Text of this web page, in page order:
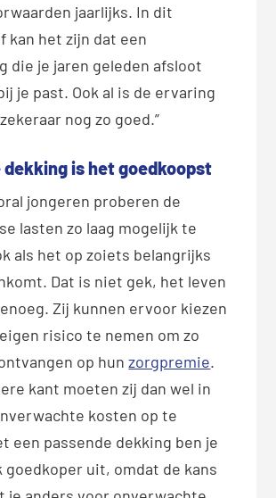
jaarlijks. In dit
kan het zijn dat een
die je jaren geleden afsloot
je past. Ook al is de ervaring
nog zo goed.”
dekking is het goedkoopst
jongeren proberen de
lasten zo laag mogelijk te
als het op zoiets belangrijks
Dat is niet gek, het leven
Zij kunnen ervoor kiezen
risico te nemen om zo
op hunzorgpremie.
kant moeten zij dan wel in
kosten op te
een passende dekking ben je
uit, omdat de kans